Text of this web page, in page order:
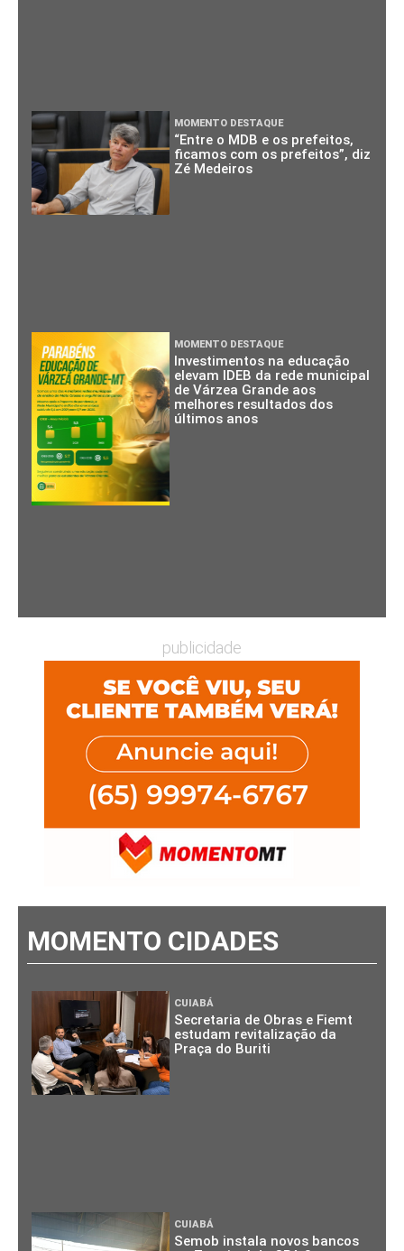
MOMENTO DESTAQUE
“Entre o MDB e os prefeitos,
ficamos com os prefeitos”, diz
Zé Medeiros
MOMENTO DESTAQUE
Investimentos na educação
elevam IDEB da rede municipal
de Várzea Grande aos
melhores resultados dos
últimos anos
publicidade
MOMENTO CIDADES
CUIABÁ
Secretaria de Obras e Fiemt
estudam revitalização da
Praça do Buriti
CUIABÁ
Semob instala novos bancos